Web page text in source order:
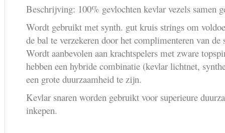
Beschrijving: 100% gevlochten kevlar vezels samen
Wordt gebruikt met synth. gut kruis strings om
de bal te verzekeren door het complimenteren van
Wordt aanbevolen aan krachtspelers met zware
hebben een hybride combinatie (kevlar lichtnet,
een ​​grote duurzaamheid te zijn.
Kevlar snaren worden gebruikt voor superieure
inkepen.